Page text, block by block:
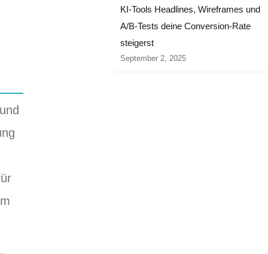
KI-Tools Headlines, Wireframes und
A/B-Tests deine Conversion-Rate
steigerst
September 2, 2025